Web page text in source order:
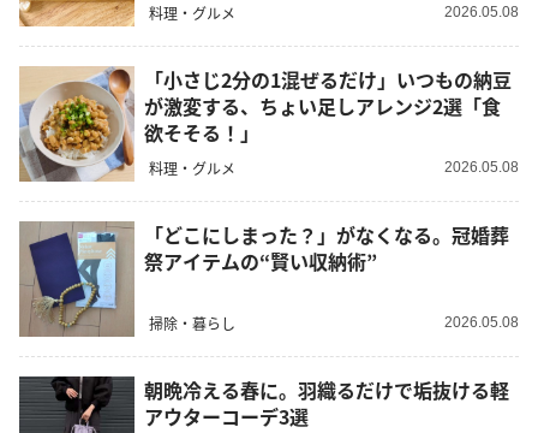
料理・グルメ 2026.05.08
「小さじ2分の1混ぜるだけ」いつもの納豆
が激変する、ちょい足しアレンジ2選「食
欲そそる！」
料理・グルメ 2026.05.08
「どこにしまった？」がなくなる。冠婚葬
祭アイテムの“賢い収納術”
掃除・暮らし 2026.05.08
朝晩冷える春に。羽織るだけで垢抜ける軽
アウターコーデ3選